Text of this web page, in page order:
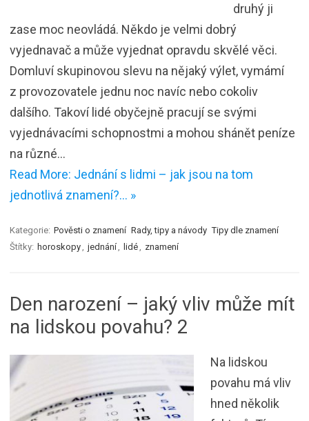
druhý ji
zase moc neovládá. Někdo je velmi dobrý
vyjednavač a může vyjednat opravdu skvělé věci.
Domluví skupinovou slevu na nějaký výlet, vymámí
z provozovatele jednu noc navíc nebo cokoliv
dalšího. Takoví lidé obyčejně pracují se svými
vyjednávacími schopnostmi a mohou shánět peníze
na různé…
Read More: Jednání s lidmi – jak jsou na tom
jednotlivá znamení?… »
Kategorie: Pověsti o znamení Rady, tipy a návody Tipy dle znamení
Štítky: horoskopy jednání lidé znamení
Den narození – jaký vliv může mít
na lidskou povahu? 2
Na lidskou
povahu má vliv
hned několik